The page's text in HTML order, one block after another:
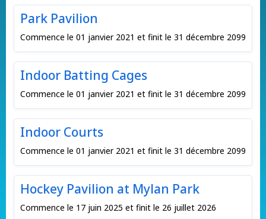
Park Pavilion
Commence le 01 janvier 2021 et finit le 31 décembre 2099
Indoor Batting Cages
Commence le 01 janvier 2021 et finit le 31 décembre 2099
Indoor Courts
Commence le 01 janvier 2021 et finit le 31 décembre 2099
Hockey Pavilion at Mylan Park
Commence le 17 juin 2025 et finit le 26 juillet 2026